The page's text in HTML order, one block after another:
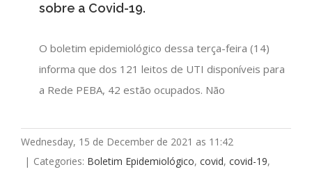
sobre a Covid-19.
O boletim epidemiológico dessa terça-feira (14)
informa que dos 121 leitos de UTI disponíveis para
a Rede PEBA, 42 estão ocupados. Não
Wednesday, 15 de December de 2021 as 11:42
| Categories: Boletim Epidemiológico, covid, covid-19,